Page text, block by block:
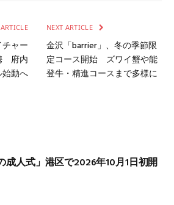
チャー
府内
動へ
NEXT ARTICLE
金沢「barrier」、冬の季節限
定コース開始 ズワイ蟹や能
登牛・精進コースまで多様に
成人式」港区で2026年10月1日初開